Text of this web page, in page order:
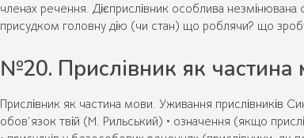
членах речення. Дієприслівник особлива
присудком головну дію (чи стан) що роблячи? що
№20. Прислівник як частина
Прислівник як частина мови. Уживання прислівників
обов’язок твій (М. Рильський) • означення (якщо